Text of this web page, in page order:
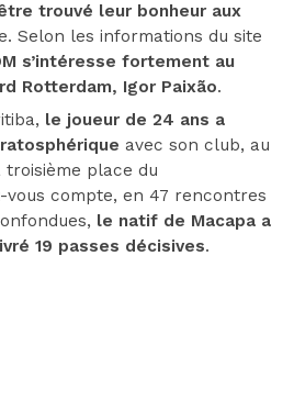
trouvé leur bonheur aux
Selon les informations du site
s’intéresse fortement au
Rotterdam, Igor Paixão.
le joueur de 24 ans a
avec son club, au
place du
vous compte, en 47 rencontres
le natif de Macapa a
19 passes décisives.